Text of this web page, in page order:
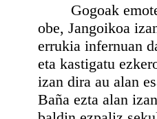
Gogoak emoten
obe, Jangoikoa
errukia infernuan
eta kastigatu
izan dira au alan
Baña ezta alan